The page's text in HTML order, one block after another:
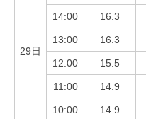
29日
14:00 16.3
13:00 16.3
12:00 15.5
11:00 14.9
10:00 14.9